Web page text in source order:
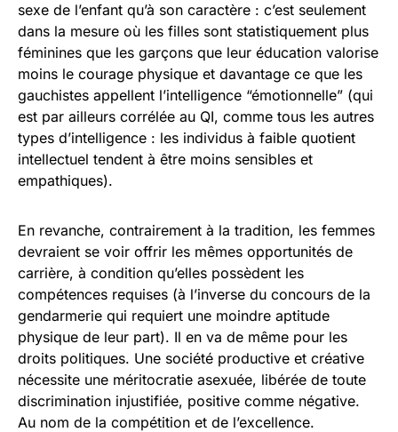
sexe de l’enfant qu’à son caractère : c’est seulement
dans la mesure où les filles sont statistiquement plus
féminines que les garçons que leur éducation valorise
moins le courage physique et davantage ce que les
gauchistes appellent l’intelligence “émotionnelle” (qui
est par ailleurs corrélée au QI, comme tous les autres
types d’intelligence : les individus à faible quotient
intellectuel tendent à être moins sensibles et
empathiques).
En revanche, contrairement à la tradition, les femmes
devraient se voir offrir les mêmes opportunités de
carrière, à condition qu’elles possèdent les
compétences requises (à l’inverse du concours de la
gendarmerie qui requiert une moindre aptitude
physique de leur part). Il en va de même pour les
droits politiques. Une société productive et créative
nécessite une méritocratie asexuée, libérée de toute
discrimination injustifiée, positive comme négative.
Au nom de la compétition et de l’excellence.